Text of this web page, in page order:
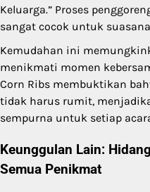
Keluarga.” Proses
sangat cocok untuk
Kemudahan ini
menikmati momen
Corn Ribs membuktikan
tidak harus rumit,
sempurna untuk setiap
Keunggulan Lain:
Semua Penikmat